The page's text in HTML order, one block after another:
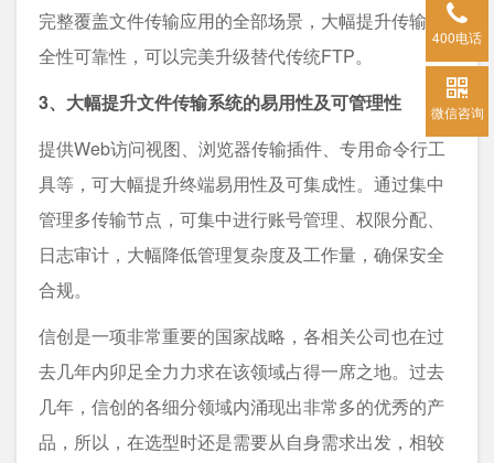
完整覆盖文件传输应用的全部场景，大幅提升传输安
全性可靠性，可以完美升级替代传统FTP。
3、大幅提升文件传输系统的易用性及可管理性
提供Web访问视图、浏览器传输插件、专用命令行工
具等，可大幅提升终端易用性及可集成性。通过集中
管理多传输节点，可集中进行账号管理、权限分配、
日志审计，大幅降低管理复杂度及工作量，确保安全
合规。
信创是一项非常重要的国家战略，各相关公司也在过
去几年内卯足全力力求在该领域占得一席之地。过去
几年，信创的各细分领域内涌现出非常多的优秀的产
品，所以，在选型时还是需要从自身需求出发，相较
400电话
微信咨询